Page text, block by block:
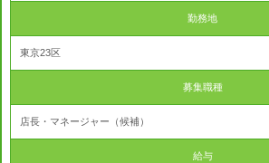
勤務地
東京23区
募集職種
店長・マネージャー（候補）
給与